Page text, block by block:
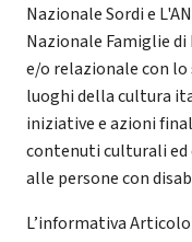
Nazionale Sordi e
Nazionale Famiglie
e/o relazionale con lo
luoghi della cultura
iniziative e azioni
contenuti culturali ed
alle persone con
L’informativa